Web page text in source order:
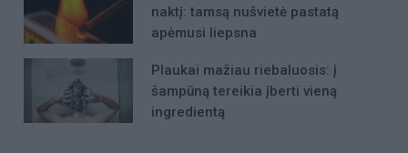
naktį: tamsą nušvietė pastatą
apėmusi liepsna
Plaukai mažiau riebaluosis: į
šampūną tereikia įberti vieną
ingredientą